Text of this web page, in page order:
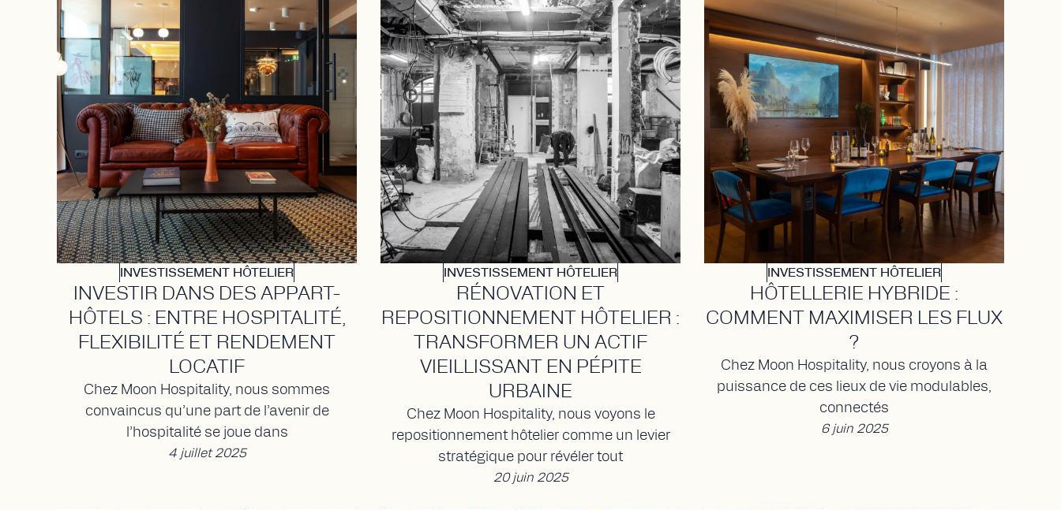
INVESTISSEMENT HÔTELIER
INVESTIR DANS DES APPART-
HÔTELS : ENTRE HOSPITALITÉ,
FLEXIBILITÉ ET RENDEMENT
LOCATIF
Chez Moon Hospitality, nous sommes
convaincus qu’une part de l’avenir de
l’hospitalité se joue dans
4 juillet 2025
INVESTISSEMENT HÔTELIER
RÉNOVATION ET
REPOSITIONNEMENT HÔTELIER :
TRANSFORMER UN ACTIF
VIEILLISSANT EN PÉPITE
URBAINE
Chez Moon Hospitality, nous voyons le
repositionnement hôtelier comme un levier
stratégique pour révéler tout
20 juin 2025
INVESTISSEMENT HÔTELIER
HÔTELLERIE HYBRIDE :
COMMENT MAXIMISER LES FLUX
?
Chez Moon Hospitality, nous croyons à la
puissance de ces lieux de vie modulables,
connectés
6 juin 2025